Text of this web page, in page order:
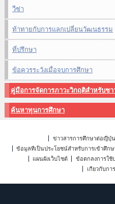
วีซ่า
ท้าทายกับการแลกเปลี่ยนวัฒนธรรม
ที่ปรึกษา
ข้อควรระวังเมื่อจบการศึกษา
คู่มือการจัดการภาวะวิกฤติสำหรับชา
ค้นหาทุนการศึกษา
ข่าวสารการศึกษาต่อญี่ปุ่น
ข้อมูลที่เป็นประโยชน์สำหรับการเข้าศึกษ
แผนผังเว็บไซต์
ข้อตกลงการใช้
เกี่ยวกับกา